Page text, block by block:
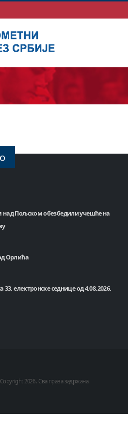
над Пољском обезбедили учешће на
Орлића
33. електронске седнице од 4.08.2026.
2026 . Сва права задржана.